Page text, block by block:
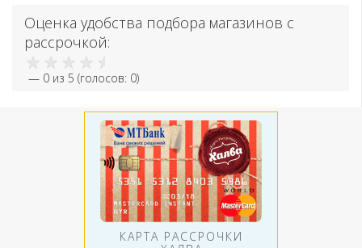
Оценка удобства подбора магазинов с
рассрочкой:
— 0 из 5 (голосов: 0)
КАРТА РАССРОЧКИ